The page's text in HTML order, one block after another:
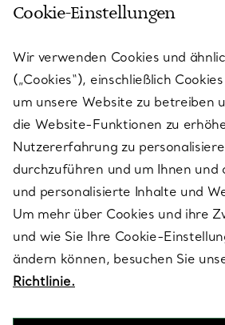
KUNDENSERVICE
SERVICES
ÜBER TIFFANY & CO.
RECHTLICHE HINWEISE
FOLGEN SIE UNS
Cookie-Einstellungen
Wir verwenden Cookies und
(„Cookies“), einschließlich
um unsere Website zu betreiben
die Website-Funktionen zu
Nutzererfahrung zu
durchzuführen und um Ihnen und
und personalisierte Inhalte und
Um mehr über Cookies und ihre
und wie Sie Ihre Cookie-
ändern können, besuchen Sie
Richtlinie.